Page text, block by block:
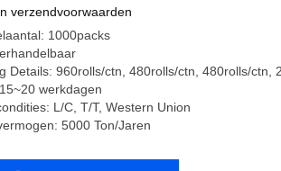
verzendvoorwaarden
1000packs
Details: 960rolls/ctn, 480rolls/ctn, 480rolls/ctn,
werkdagen
L/C, T/T, Western Union
5000 Ton/Jaren